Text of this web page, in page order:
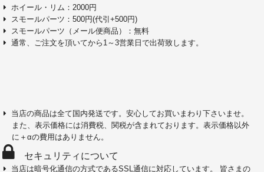
ホイール・リム：2000円
スモールパーツ：500円(代引+500円)
スモールパーツ（メール便商品）：無料
通常、ご注文を頂いてから1～3営業日で出荷致します。
当店の商品は全て国内発送です。安心してお買いまわり下さいませ。
また、表示価格には消費税、関税が含まれております。表示価格以外
に＋αの費用はありません。
セキュリティについて
当店は暗号化通信の方式であるSSL通信に対応しています。 皆さまの